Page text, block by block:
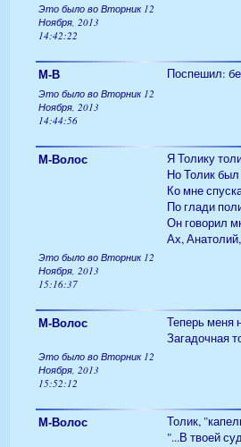
Это было во Вторник 12
Ноября, 2013
14:42:22
М-В Поспешил:
Это было во Вторник 12
Ноября, 2013
14:44:56
М-Волос
Я Толику
Но Толик
Ко мне
По глади
Он говорил
Ах,
Это было во Вторник 12
Ноября, 2013
15:16:37
М-Волос
Теперь меня
Загадочная
Это было во Вторник 12
Ноября, 2013
15:52:12
М-Волос
Толик,
"...В твоей